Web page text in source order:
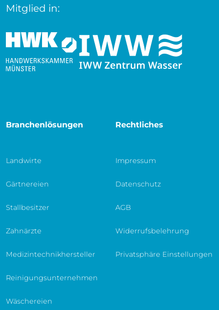
Mitglied in:
Branchenlösungen
Landwirte
Gärtnereien
Stallbesitzer
Zahnärzte
Medizintechnikhersteller
Reinigungsunternehmen
Wäschereien
Rechtliches
Impressum
Datenschutz
AGB
Widerrufsbelehrung
Privatsphäre Einstellungen